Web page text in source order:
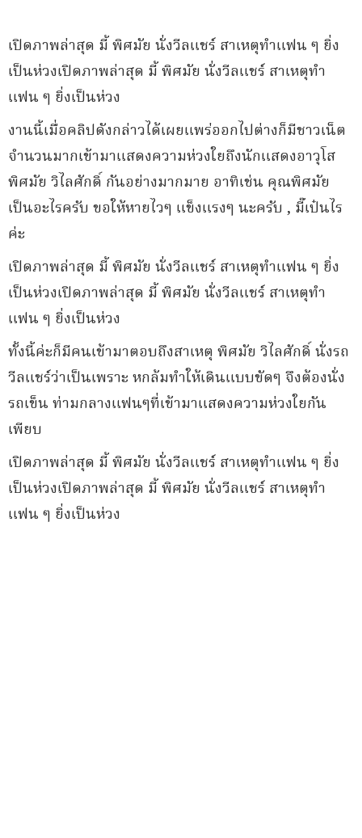
เปิดภาพล่าสุด มี้ พิศมัย นั่งวีลแชร์ สาเหตุทำแฟน ๆ ยิ่ง
เป็นห่วงเปิดภาพล่าสุด มี้ พิศมัย นั่งวีลแชร์ สาเหตุทำ
แฟน ๆ ยิ่งเป็นห่วง
งานนี้เมื่อคลิปดังกล่าวได้เผยแพร่ออกไปต่างก็มีชาวเน็ต
จำนวนมากเข้ามาแสดงความห่วงใยถึงนักแสดงอาวุโส
พิศมัย วิไลศักดิ์ กันอย่างมากมาย อาทิเช่น คุณพิศมัย
เป็นอะไรครับ ขอให้หายไวๆ แข็งแรงๆ นะครับ , มี๊เป๋นไร
ค่ะ
เปิดภาพล่าสุด มี้ พิศมัย นั่งวีลแชร์ สาเหตุทำแฟน ๆ ยิ่ง
เป็นห่วงเปิดภาพล่าสุด มี้ พิศมัย นั่งวีลแชร์ สาเหตุทำ
แฟน ๆ ยิ่งเป็นห่วง
ทั้งนี้ค่ะก็มีคนเข้ามาตอบถึงสาเหตุ พิศมัย วิไลศักดิ์ นั่งรถ
วีลแชร์ว่าเป็นเพราะ หกล้มทำให้เดินแบบขัดๆ จึงต้องนั่ง
รถเข็น ท่ามกลางแฟนๆที่เข้ามาแสดงความห่วงใยกัน
เพียบ
เปิดภาพล่าสุด มี้ พิศมัย นั่งวีลแชร์ สาเหตุทำแฟน ๆ ยิ่ง
เป็นห่วงเปิดภาพล่าสุด มี้ พิศมัย นั่งวีลแชร์ สาเหตุทำ
แฟน ๆ ยิ่งเป็นห่วง